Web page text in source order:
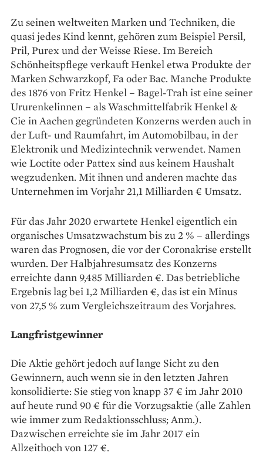
Zu seinen weltweiten Marken und Techniken, die
quasi jedes Kind kennt, gehören zum Beispiel Persil,
Pril, Purex und der Weisse Riese. Im Bereich
Schönheitspflege verkauft Henkel etwa Produkte der
Marken Schwarzkopf, Fa oder Bac. Manche Produkte
des 1876 von Fritz Henkel – Bagel-Trah ist eine seiner
Ururenkelinnen – als Waschmittelfabrik Henkel &
Cie in Aachen gegründeten Konzerns werden auch in
der Luft- und Raumfahrt, im Automobilbau, in der
Elektronik und Medizintechnik verwendet. Namen
wie Loctite oder Pattex sind aus keinem Haushalt
wegzudenken. Mit ­ihnen und anderen machte das
Unter­nehmen im Vorjahr 21,1 Milliarden € Umsatz.
Für das Jahr 2020 ­erwartete Henkel eigentlich ein
organisches Umsatzwachstum bis zu 2 % – allerdings
waren das Prognosen, die vor der Coronakrise erstellt
wurden. Der Halbjahresumsatz des Konzerns
erreichte dann 9,485 Milliarden €. Das betriebliche
Ergebnis lag bei 1,2 Milliarden €, das ist ein ­Minus
von 27,5 % zum Vergleichszeitraum des Vorjahres.
Langfristgewinner
Die Aktie gehört jedoch auf lange Sicht zu den
Gewinnern, auch wenn sie in den letzten Jahren
konsolidierte: Sie stieg von knapp 37 € im Jahr 2010
auf heute rund 90 € für die Vorzugsaktie (alle Zahlen
wie immer zum Redaktionsschluss; Anm.).
Dazwischen erreichte sie im Jahr 2017 ein
Allzeithoch von 127 €.